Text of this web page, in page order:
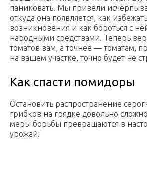
паниковать. Мы привели
откуда она появляется, как
возникновения и как бороться с
народными средствами. Теперь
томатов вам, а точнее — томатам,
на вашем участке, точно будет не
Как спасти помидоры
Остановить распространение
грибков на грядке довольно
меры борьбы превращаются в
урожай.